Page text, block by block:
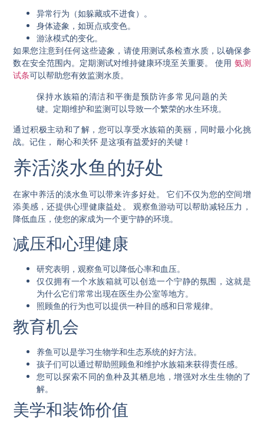
异常行为 （如躲藏或不进食）。
身体迹象 ，如斑点或变色。
游泳模式的变化。
如果您注意到任何这些迹象，请使用测试条检查水质，以确保参
数在安全范围内。定期测试对维持健康环境至关重要。使用 氨测
试条可以帮助您有效监测水质。
保持水族箱的清洁和平衡是预防许多常见问题的关
键。定期维护和监测可以导致一个繁荣的水生环境。
通过积极主动和了解，您可以享受水族箱的美丽，同时最小化挑
战。记住，耐心和关怀 是这项有益爱好的关键！
养活淡水鱼的好处
在家中养活的淡水鱼可以带来许多好处。它们不仅为您的空间增
添美感，还提供心理健康益处。
观察鱼游动可以帮助减轻压力，
降低血压，使您的家成为一个更宁静的环境。
减压和心理健康
研究表明，观察鱼可以降低心率和血压。
仅仅拥有一个水族箱就可以创造一个宁静的氛围，这就是
为什么它们常常出现在医生办公室等地方。
照顾鱼的行为也可以提供一种目的感和日常规律。
教育机会
养鱼可以是学习生物学和生态系统的好方法。
孩子们可以通过帮助照顾鱼和维护水族箱来获得责任感。
您可以探索不同的鱼种及其栖息地，增强对水生生物的了
解。
美学和装饰价值